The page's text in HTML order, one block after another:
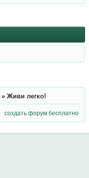
» Живи легко!
создать форум бесплатно